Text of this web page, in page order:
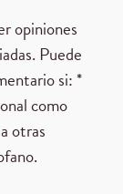
opiniones
Puede
si: *
como
otras